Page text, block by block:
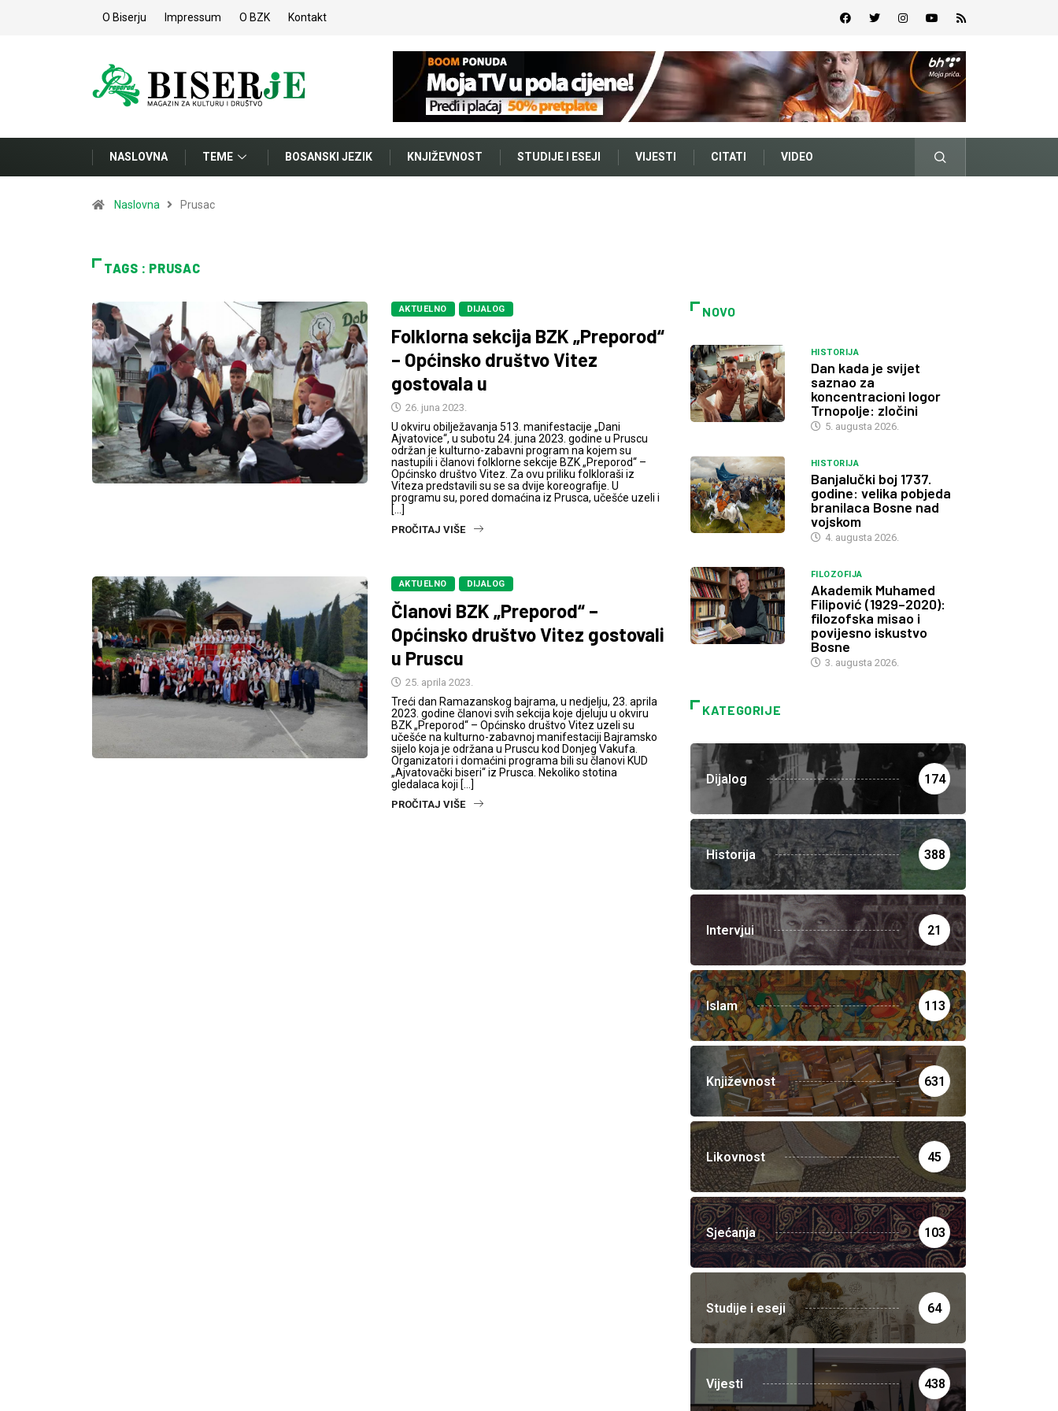
O Biserju Impressum O BZK Kontakt
NASLOVNA TEME BOSANSKI JEZIK KNJIŽEVNOST STUDIJE I ESEJI VIJESTI CITATI VIDEO
Naslovna Prusac
TAGS : PRUSAC
AKTUELNO DIJALOG
Folklorna sekcija BZK „Preporod“
– Općinsko društvo Vitez
gostovala u
26. juna 2023.
U okviru obilježavanja 513. manifestacije „Dani
Ajvatovice“, u subotu 24. juna 2023. godine u Pruscu
održan je kulturno-zabavni program na kojem su
nastupili i članovi folklorne sekcije BZK „Preporod“ –
Općinsko društvo Vitez. Za ovu priliku folkloraši iz
Viteza predstavili su se sa dvije koreografije. U
programu su, pored domaćina iz Prusca, učešće uzeli i
[…]
PROČITAJ VIŠE
AKTUELNO DIJALOG
Članovi BZK „Preporod“ –
Općinsko društvo Vitez gostovali
u Pruscu
25. aprila 2023.
Treći dan Ramazanskog bajrama, u nedjelju, 23. aprila
2023. godine članovi svih sekcija koje djeluju u okviru
BZK „Preporod“ – Općinsko društvo Vitez uzeli su
učešće na kulturno-zabavnoj manifestaciji Bajramsko
sijelo koja je održana u Pruscu kod Donjeg Vakufa.
Organizatori i domaćini programa bili su članovi KUD
„Ajvatovački biseri“ iz Prusca. Nekoliko stotina
gledalaca koji […]
PROČITAJ VIŠE
NOVO
HISTORIJA
Dan kada je svijet
saznao za
koncentracioni logor
Trnopolje: zločini
5. augusta 2026.
HISTORIJA
Banjalučki boj 1737.
godine: velika pobjeda
branilaca Bosne nad
vojskom
4. augusta 2026.
FILOZOFIJA
Akademik Muhamed
Filipović (1929–2020):
filozofska misao i
povijesno iskustvo
Bosne
3. augusta 2026.
KATEGORIJE
Dijalog 174
Historija 388
Intervjui 21
Islam 113
Književnost 631
Likovnost 45
Sjećanja 103
Studije i eseji 64
Vijesti 438